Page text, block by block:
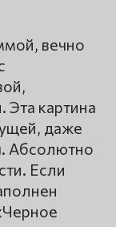
вечно
Эта картина
даже
Абсолютно
Если